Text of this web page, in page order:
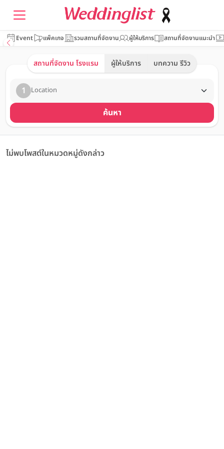
Event แพ็คเกจ รวมสถานที่จัดงาน ผู้ให้บริการ สถานที่จัดงานแนะนำ
สถานที่จัดงาน โรงแรม ผู้ให้บริการ บทความ รีวิว
1 Location
ค้นหา
ไม่พบโพสต์ในหมวดหมู่ดังกล่าว